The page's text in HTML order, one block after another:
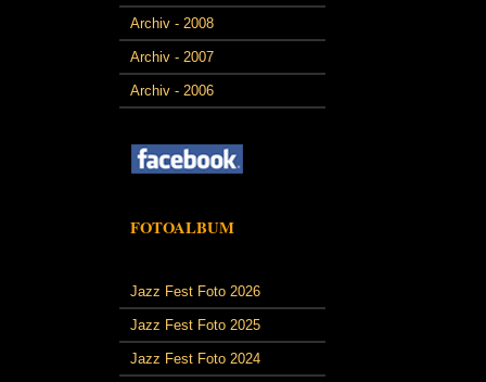
Archiv - 2008
Archiv - 2007
Archiv - 2006
FOTOALBUM
Jazz Fest Foto 2026
Jazz Fest Foto 2025
Jazz Fest Foto 2024